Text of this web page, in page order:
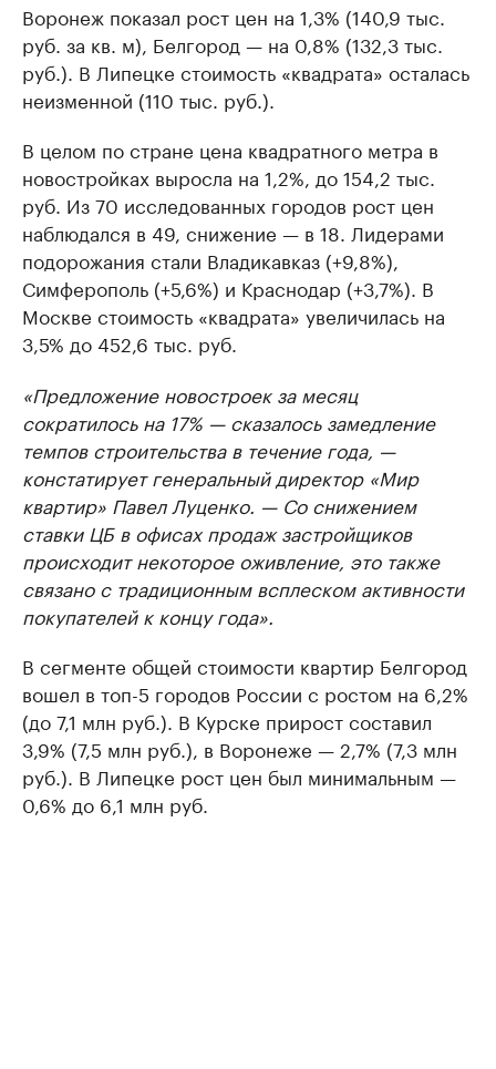
Воронеж показал рост цен на 1,3% (140,9 тыс.
руб. за кв. м), Белгород — на 0,8% (132,3 тыс.
руб.). В Липецке стоимость «квадрата» осталась
неизменной (110 тыс. руб.).
В целом по стране цена квадратного метра в
новостройках выросла на 1,2%, до 154,2 тыс.
руб. Из 70 исследованных городов рост цен
наблюдался в 49, снижение — в 18. Лидерами
подорожания стали Владикавказ (+9,8%),
Симферополь (+5,6%) и Краснодар (+3,7%). В
Москве стоимость «квадрата» увеличилась на
3,5% до 452,6 тыс. руб.
«Предложение новостроек за месяц
сократилось на 17% — сказалось замедление
темпов строительства в течение года, —
констатирует генеральный директор «Мир
квартир» Павел Луценко. — Со снижением
ставки ЦБ в офисах продаж застройщиков
происходит некоторое оживление, это также
связано с традиционным всплеском активности
покупателей к концу года».
В сегменте общей стоимости квартир Белгород
вошел в топ-5 городов России с ростом на 6,2%
(до 7,1 млн руб.). В Курске прирост составил
3,9% (7,5 млн руб.), в Воронеже — 2,7% (7,3 млн
руб.). В Липецке рост цен был минимальным —
0,6% до 6,1 млн руб.